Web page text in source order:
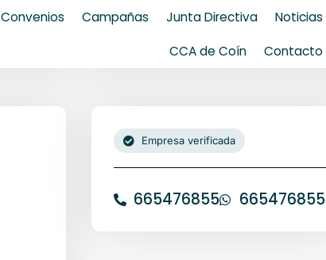
Convenios Campañas Junta Directiva Noticias
CCA de Coín Contacto
Empresa verificada
665476855 665476855